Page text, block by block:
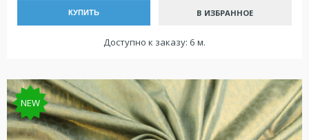
КУПИТЬ В ИЗБРАННОЕ
Доступно к заказу: 6 м.
NEW